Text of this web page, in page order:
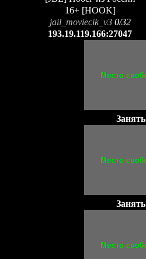
16+ [HOOK]
jail_moviecik_v3 0/32
193.19.119.166:27047
Занять
Занять